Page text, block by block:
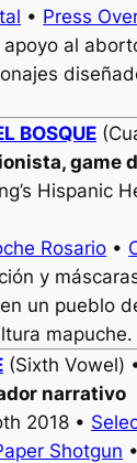
• Press
al
BOSQUE
game
Hispanic
Rosario •
y
un pueblo
mapuche.
(Sixth Vowel)
narrativo
2018 •
Shotgun •